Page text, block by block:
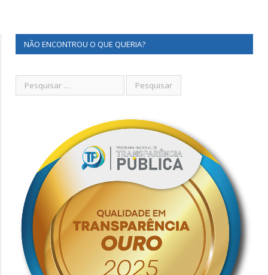
NÃO ENCONTROU O QUE QUERIA?